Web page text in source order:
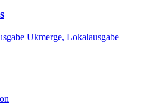
Ukmerge, Lokalausgabe